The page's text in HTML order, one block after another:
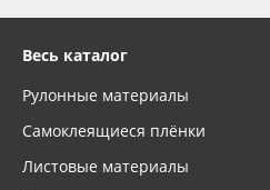
Весь каталог
Рулонные материалы
Самоклеящиеся плёнки
Листовые материалы